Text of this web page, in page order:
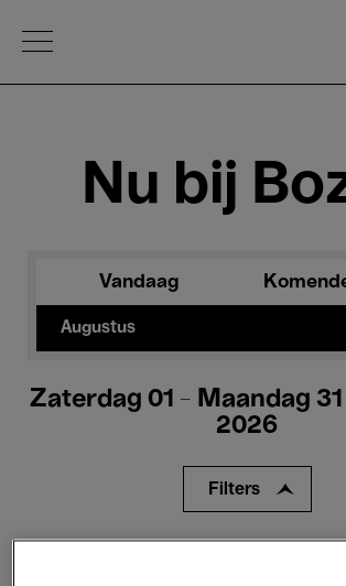
Open Menu
Nu bij
Vandaag
Augustus
Zaterdag 01 - Maandag
2026
Filters